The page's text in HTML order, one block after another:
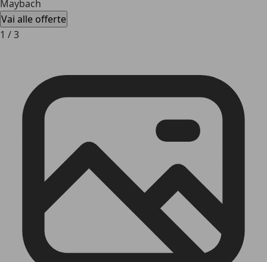
Maybach
Vai alle offerte
1 /3